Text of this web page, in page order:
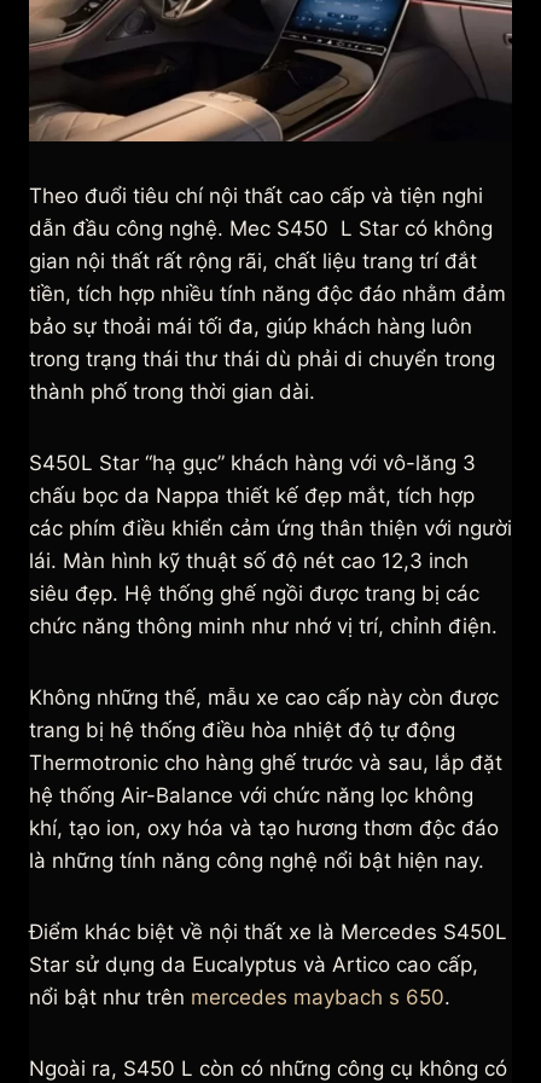
Theo đuổi tiêu chí nội thất cao cấp và tiện nghi
dẫn đầu công nghệ. Mec S450 L Star có không
gian nội thất rất rộng rãi, chất liệu trang trí đắt
tiền, tích hợp nhiều tính năng độc đáo nhằm đảm
bảo sự thoải mái tối đa, giúp khách hàng luôn
trong trạng thái thư thái dù phải di chuyển trong
thành phố trong thời gian dài.
S450L Star “hạ gục” khách hàng với vô-lăng 3
chấu bọc da Nappa thiết kế đẹp mắt, tích hợp
các phím điều khiển cảm ứng thân thiện với người
lái. Màn hình kỹ thuật số độ nét cao 12,3 inch
siêu đẹp. Hệ thống ghế ngồi được trang bị các
chức năng thông minh như nhớ vị trí, chỉnh điện.
Không những thế, mẫu xe cao cấp này còn được
trang bị hệ thống điều hòa nhiệt độ tự động
Thermotronic cho hàng ghế trước và sau, lắp đặt
hệ thống Air-Balance với chức năng lọc không
khí, tạo ion, oxy hóa và tạo hương thơm độc đáo
là những tính năng công nghệ nổi bật hiện nay.
Điểm khác biệt về nội thất xe là Mercedes S450L
Star sử dụng da Eucalyptus và Artico cao cấp,
nổi bật như trên mercedes maybach s 650.
Ngoài ra, S450 L còn có những công cụ không có